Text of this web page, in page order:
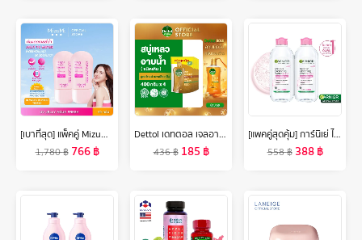
[เบาที่สุด] แพ็คคู่ MizuMi UV Jelly Aqua Fresh 40g กันแดดเนื้อเจลลี่น้ำ เบา เกลี่ยง่าย ผิวฉ่ำโกลว์ ปกป้องสูงสุด
1,780฿ 766฿
Dettol เดทตอล เจลอาบน้ำแบบถุงเติม สบู่เหลวเดทตอล แอนตี้แบคทีเรีย ถุงเติม 400มล.X4 (เลือกสูตรด้านใน)
436฿ 185 ฿
[แพคคู่สุดคุ้ม] การ์นิเย่ ไมเซล่าฝาชมพู คลีนซิ่ง วอเตอร์ เซนซิทีฟ สกิน 400มล GARNIER MICELLAR CLEANSING WATER 400MLX2 ล้างเครื่องสำอาง
558฿ 388฿